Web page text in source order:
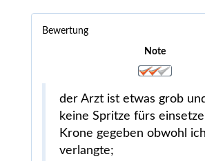
Bewertung
Note
der Arzt ist etwas grob
keine Spritze fürs
Krone gegeben obwohl
verlangte;